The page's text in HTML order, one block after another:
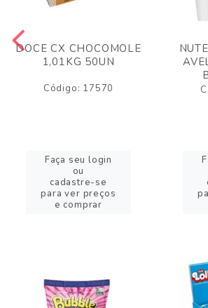
DOCE CX CHOCOMOLE
1,01KG 50UN
Código: 17570
Faça seu login
ou
cadastre-se
para ver preços
e comprar